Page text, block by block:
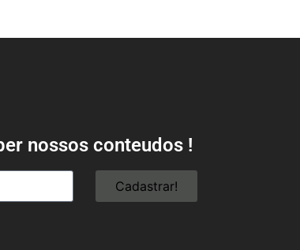
nossos conteudos !
Cadastrar!